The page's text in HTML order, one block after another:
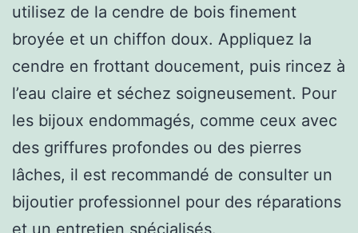
utilisez de la cendre de bois finement
broyée et un chiffon doux. Appliquez la
cendre en frottant doucement, puis rincez à
l’eau claire et séchez soigneusement. Pour
les bijoux endommagés, comme ceux avec
des griffures profondes ou des pierres
lâches, il est recommandé de consulter un
bijoutier professionnel pour des réparations
et un entretien spécialisés.